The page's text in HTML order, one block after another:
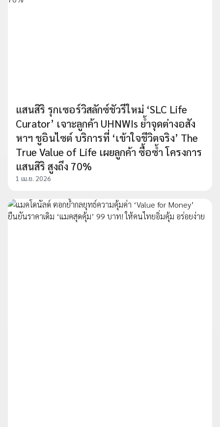
แสนสิริ รุกเซอร์วิสลักซ์ชัวรีใหม่ ‘SLC Life
Curator’ เจาะลูกค้า UHNWIs ย้ำจุดต่างอสัง
หาฯ ชูอินไซต์ บริการที่ ‘เข้าใจชีวิตจริง’ The
True Value of Life เผยลูกค้า ซื้อซ้ำ โครงการ
แสนสิริ สูงถึง 70%
1 เม.ย. 2026